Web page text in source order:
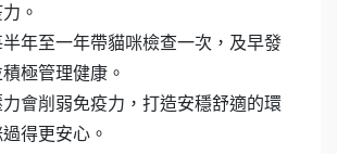
。
半年至一年帶貓咪檢查一次，及早發
極管理健康。
力會削弱免疫力，打造安穩舒適的環
得更安心。